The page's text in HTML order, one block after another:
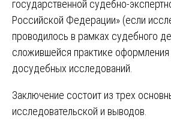
государственной судебно-
Российской Федерации» (если
проводилось в рамках судебного
сложившейся практике оформления
досудебных исследований.
Заключение состоит из трех
исследовательской и выводов.